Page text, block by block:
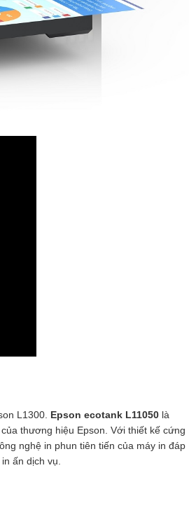
L1300. Epson ecotank L11050là
thương hiệu Epson. Với thiết kế cứng
nghệ in phun tiên tiến của máy in đáp
ấn dịch vụ.